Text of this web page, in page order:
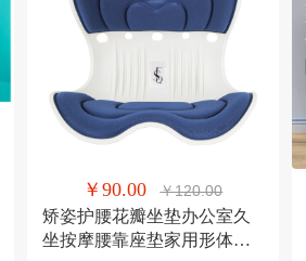
￥90.00 ￥120.00
矫姿护腰花瓣坐垫办公室久
坐按摩腰靠座垫家用形体矫